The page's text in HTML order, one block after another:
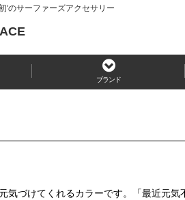
’のサーファーズアクセサリー
ブランド
気づけてくれるカラーです。「最近元